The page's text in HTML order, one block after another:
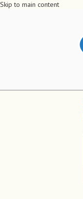
Skip to main content